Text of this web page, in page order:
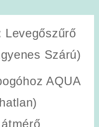
Levegőszűrő
Szárú)
AQUA